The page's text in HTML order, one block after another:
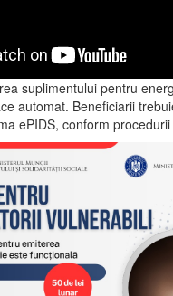
suplimentului pentru
automat. Beneficiarii
ePIDS, conform